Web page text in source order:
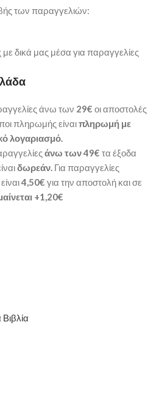
των παραγγελιών:
δικά μας μέσα για παραγγελίες
άνω των 29€ οι αποστολές
πληρωμής είναιπληρωμή με
λογαριασμό.
άνω των 49€ τα έξοδα
δωρεάν. Για παραγγελίες
4,50€ για την αποστολή και σε
+1,20€